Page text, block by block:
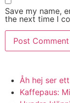
Save my name,
the next time I
Åh hej ser
Kaffepaus: